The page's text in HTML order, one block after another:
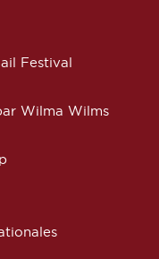
Festival
Wilma Wilms